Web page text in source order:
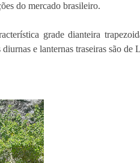
do mercado brasileiro.
grade dianteira
e lanternas traseiras são de